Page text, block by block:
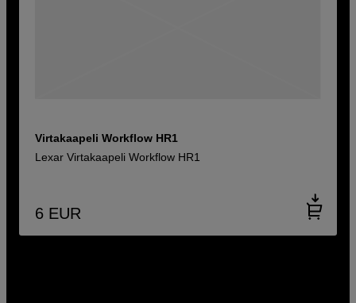
Virtakaapeli Workflow HR1
Lexar Virtakaapeli Workflow HR1
6 EUR